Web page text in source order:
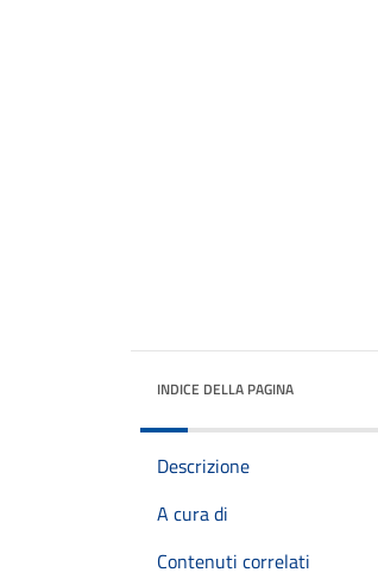
INDICE DELLA PAGINA
Descrizione
A cura di
Contenuti correlati